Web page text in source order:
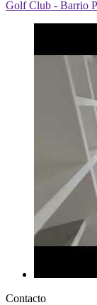
Contacto